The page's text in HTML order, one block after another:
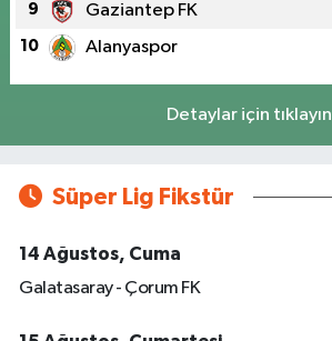
9 Gaziantep FK
10 Alanyaspor
Detaylar için tıklayın
Süper Lig Fikstür
14 Ağustos, Cuma
Galatasaray - Çorum FK